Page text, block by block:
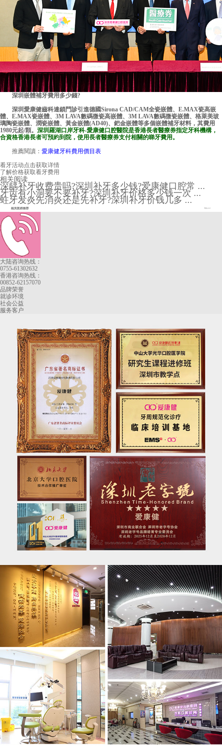
深圳嵌體補牙費用多少錢?
深圳愛康健齒科連鎖門診引進德國Sirona CAD/CAM全瓷嵌體、E.MAX瓷高嵌
體、E.MAX瓷嵌體、3M LAVA數碼微瓷高嵌體、3M LAVA數碼微瓷嵌體、格萊美玻
璃陶瓷嵌體、潤瓷嵌體、黃金嵌體(AD40)、鈀金嵌體等多個嵌體補牙材料，其費用
1980元起/顆。 深圳羅湖口岸牙科-愛康健口腔醫院是香港長者醫療券指定牙科機構，
合資格香港長者可預約到院，使用長者醫療券支付相關的睇牙費用。
推薦閱讀： 愛康健牙科費用價目表
看牙活动点击获取详情
了解价格获取看牙费用
相关阅读
深龋补牙收费贵吗?深圳补牙多少钱?爱康健口腔常 ...
牙齿有小洞要不要补牙?深圳补牙价格多少钱一次 ...
蛀牙发炎先消炎还是先补牙?深圳补牙价钱几多 ...
相关医师推荐 More+
大陆咨询热线：
0755-61302632
香港咨询热线：
00852-62157070
品牌荣誉
就诊环境
社会公益
服务客户